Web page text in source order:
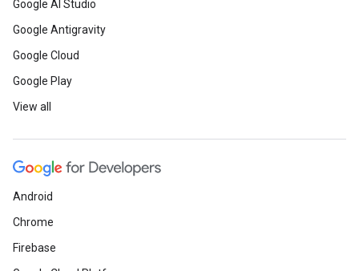
Google AI Studio
Google Antigravity
Google Cloud
Google Play
View all
Android
Chrome
Firebase